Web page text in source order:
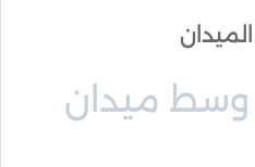
وسط ميدان